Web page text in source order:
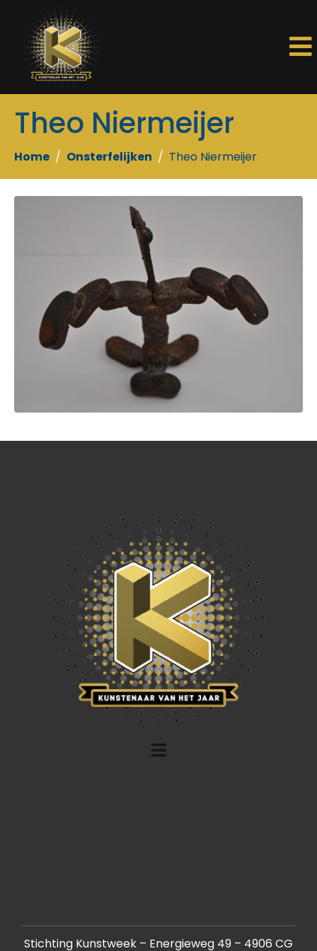
Theo Niermeijer
Home Onsterfelijken Theo Niermeijer
Stichting Kunstweek – Energieweg 49 – 4906 CG